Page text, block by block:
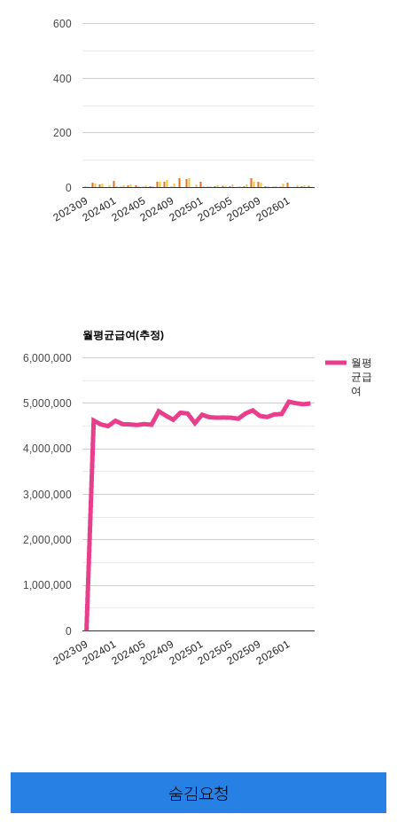
202309202401202405202409202501202505202509202601
0
200
400
600
월평균급여(추정)
월평
균급
여
202309202401202405202409202501202505202509202601
0
1,000,000
2,000,000
3,000,000
4,000,000
5,000,000
6,000,000
숨김요청